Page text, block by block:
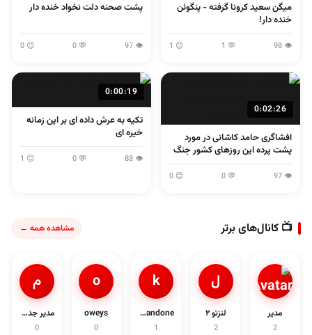
میگن سعید کرونا گرفته - پنگوئن
خنده دار!
👁 98
💬 1
😊 1
پشت صحنه دلت نخواد خنده دار
👁 97
💬 0
😊 0
0:02:26
افشاگری حامد کاشانی در مورد
پشت پرده این روزهای کشور جنگ
👁 97
💬 0
😊 0
0:00:19
تکیه به عرش داده ای بر این زمانه
خیره ای
👁 88
💬 0
😊 1
📺 کانال‌های برتر مشاهده همه ←
مدیر
2
ل
لنزتو ۲
2
k
khandone
1
o
oweys
0
م
مدیر جدی1د
0